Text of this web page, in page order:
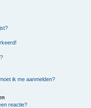
ik me aanmelden?
reactie?